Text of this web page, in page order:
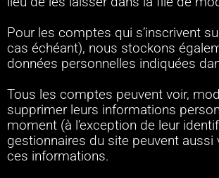
Pour les comptes qui s’inscrivent
cas échéant), nous stockons
données personnelles indiquées
Tous les comptes peuvent voir,
supprimer leurs informations
moment (à l’exception de leur
gestionnaires du site peuvent
ces informations.